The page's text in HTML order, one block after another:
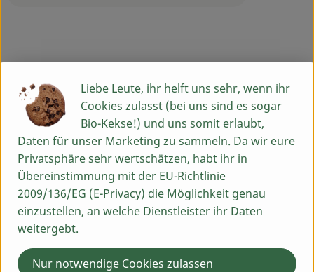
Info
Glutenfreies Bio Buchweizenbrot mit 29% Buchweizen,
Brotscheiben
Produktinformationen
Zutaten
Liebe Leute, ihr helft uns sehr, wenn ihr
Cookies zulasst (bei uns sind es sogar
Bio-Kekse!) und uns somit erlaubt,
Daten für unser Marketing zu sammeln. Da wir eure
Privatsphäre sehr wertschätzen, habt ihr in
Übereinstimmung mit der EU-Richtlinie
2009/136/EG (E-Privacy) die Möglichkeit genau
einzustellen, an welche Dienstleister ihr Daten
weitergebt.
Nur notwendige Cookies zulassen